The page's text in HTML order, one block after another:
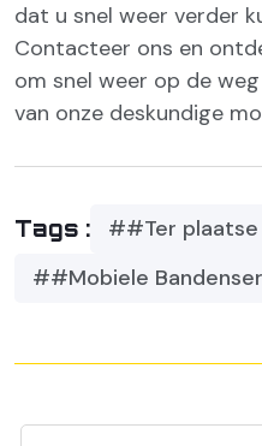
dat u snel weer verder
Contacteer ons en
om snel weer op de
van onze deskundige
Tags :
##Ter plaatse
##Mobiele